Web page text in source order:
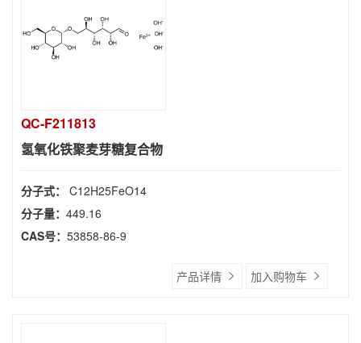
QC-F211813
氢氧化铁聚麦芽糖复合物
分子式： C12H25FeO14
分子量： 449.16
CAS号： 53858-86-9
产品详情 加入购物车